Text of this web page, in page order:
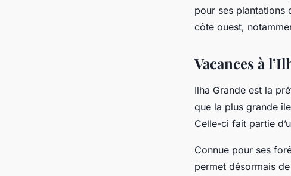
pour ses plantations
côte ouest,
Vacances à
Ilha Grande est la
que la plus grande
Celle-ci fait partie
Connue pour ses
permet désormais